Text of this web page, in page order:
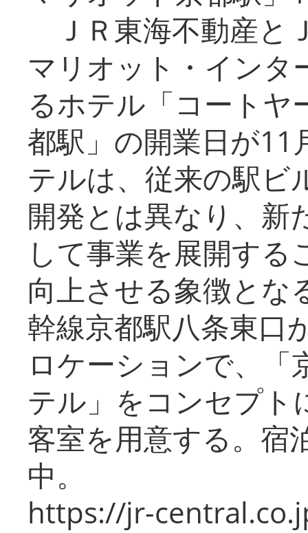
ＪＲ東海不動産と
マリオット・インタ
るホテル「コートヤ
都駅」の開業日が11
テルは、従来の駅ビ
開発とは異なり、新
して事業を展開する
向上させる象徴とな
幹線京都駅八条東口
ロケーションで、「
テル」をコンセプト
客室を用意する。宿
中。
https://jr-